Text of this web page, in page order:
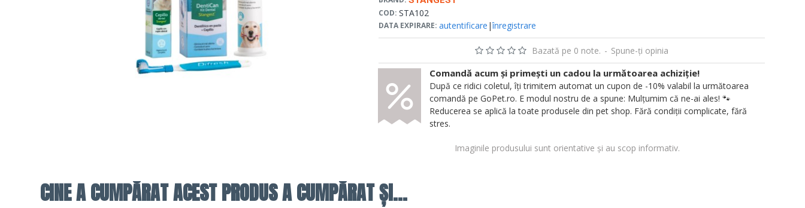
COD: STA102
DATA EXPIRARE: autentificare |înregistrare
Bazată pe 0 note. - Spune-ţi opinia
Imaginile produsului sunt orientative și au scop informativ.
Comandă acum și primești un cadou la următoarea achiziție!
După ce ridici coletul, îți trimitem automat un cupon de -10% valabil la următoarea
comandă pe GoPet.ro. E modul nostru de a spune: Mulțumim că ne-ai ales! 🐾
Reducerea se aplică la toate produsele din pet shop. Fără condiții complicate, fără
stres.
CINE A CUMPĂRAT ACEST PRODUS A CUMPĂRAT ȘI...